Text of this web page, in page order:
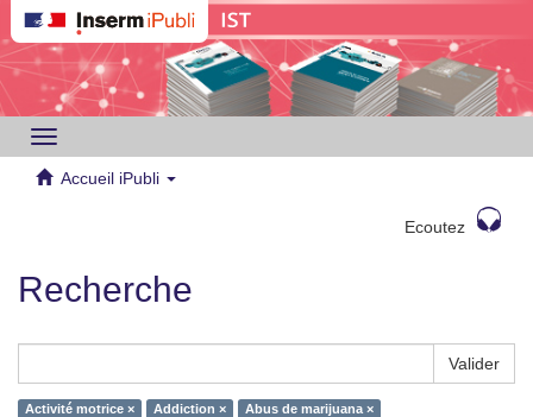
Toggle
navigation
Accueil iPubli
Ecoutez
Recherche
Valider
Activité motrice × Addiction ×
Abus de marijuana ×